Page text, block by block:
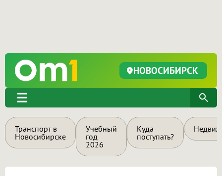
НОВОСИБИРСК
Транспорт в
Новосибирске
Учебный
год
2026
Куда
поступать?